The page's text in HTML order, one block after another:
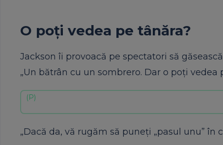
O poți vedea pe tânăra?
Jackson îi provoacă pe spectatori să
„Un bătrân cu un sombrero. Dar o poți
„Dacă da, vă rugăm să puneți „pasul unu” în